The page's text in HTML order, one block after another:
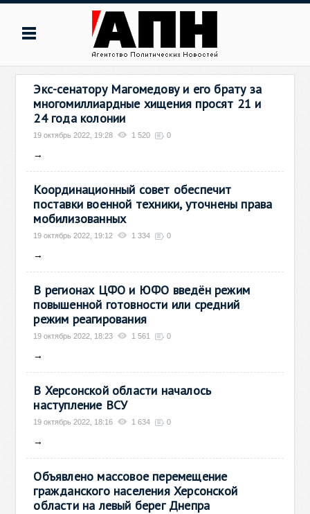
Экс-сенатору Магомедову и его брату за
многомиллиардные хищения просят 21 и
24 года колонии
19 октябрь 2022, 19:28 1 520 0
→
Координационный совет обеспечит
поставки военной техники, уточнены права
мобилизованных
19 октябрь 2022, 19:12 1 334 0
→
В регионах ЦФО и ЮФО введён режим
повышенной готовности или средний
режим реагирования
19 октябрь 2022, 18:23 1 561 0
→
В Херсонской области началось
наступление ВСУ
19 октябрь 2022, 18:16 1 634 0
→
Объявлено массовое перемещение
гражданского населения Херсонской
области на левый берег Днепра